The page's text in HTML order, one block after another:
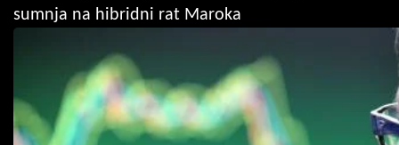
sumnja na hibridni rat Maroka